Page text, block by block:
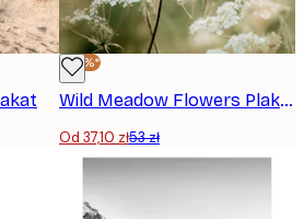
-30%*
Wild Meadow Flowers Plakat
Od 37,10 zł53 zł